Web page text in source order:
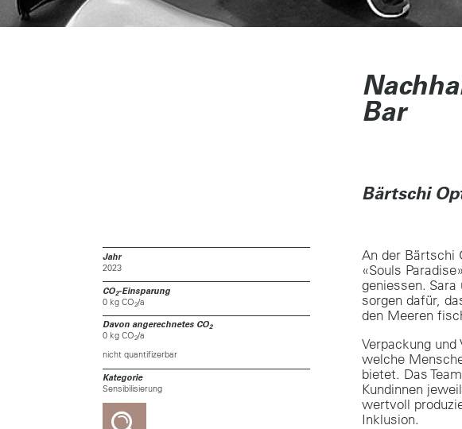
Bar
Bärtschi
Jahr
2023
CO2-Einsparung
0 kg CO2/a
Davon angerechnetes CO2
0 kg CO2/a
nicht quantifizerbar
Kategorie
Sensibilisierung
An der Bärtschi
«Souls
geniessen.
sorgen dafür,
den Meeren
Verpackung und
welche
bietet. Das
Kundinnen
wertvoll
Inklusion.